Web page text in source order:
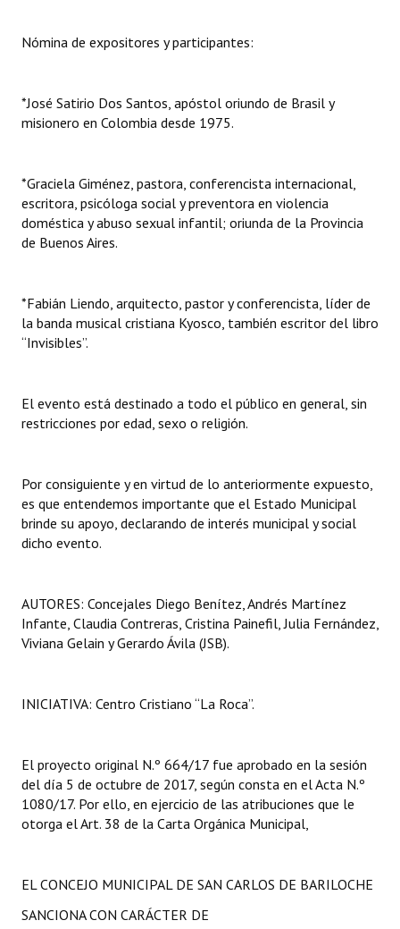
Antiguos Pobladores - Registro
Bariloche, Municipio intercultural
REFORMA DE LA CARTA ORGÁNICA
Nómina de expositores y participantes:
*José Satirio Dos Santos, apóstol oriundo de Brasil y
misionero en Colombia desde 1975.
*Graciela Giménez, pastora, conferencista internacional,
escritora, psicóloga social y preventora en violencia
doméstica y abuso sexual infantil; oriunda de la Provincia
de Buenos Aires.
*Fabián Liendo, arquitecto, pastor y conferencista, líder de
la banda musical cristiana Kyosco, también escritor del libro
“Invisibles”.
El evento está destinado a todo el público en general, sin
restricciones por edad, sexo o religión.
Por consiguiente y en virtud de lo anteriormente expuesto,
es que entendemos importante que el Estado Municipal
brinde su apoyo, declarando de interés municipal y social
dicho evento.
AUTORES: Concejales Diego Benítez, Andrés Martínez
Infante, Claudia Contreras, Cristina Painefil, Julia Fernández,
Viviana Gelain y Gerardo Ávila (JSB).
INICIATIVA: Centro Cristiano “La Roca”.
El proyecto original N.º 664/17 fue aprobado en la sesión
del día 5 de octubre de 2017, según consta en el Acta N.º
1080/17. Por ello, en ejercicio de las atribuciones que le
otorga el Art. 38 de la Carta Orgánica Municipal,
EL CONCEJO MUNICIPAL DE SAN CARLOS DE BARILOCHE
SANCIONA CON CARÁCTER DE